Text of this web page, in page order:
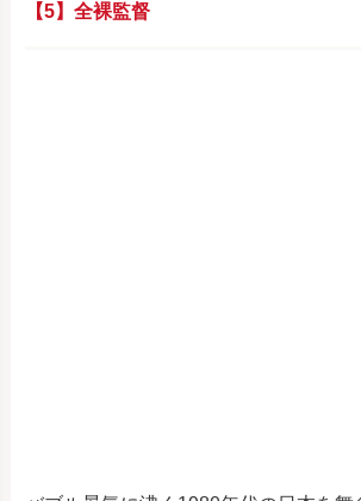
【5】全裸監督